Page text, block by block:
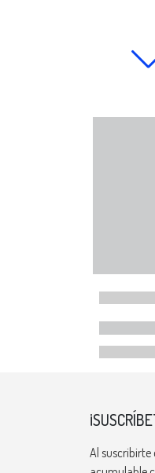
Al suscribirte